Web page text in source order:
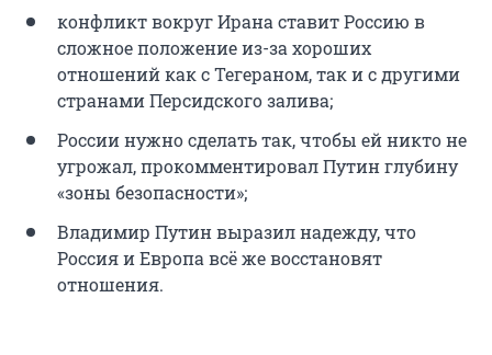
конфликт вокруг Ирана ставит Россию в
сложное положение из-за хороших
отношений как с Тегераном, так и с другими
странами Персидского залива;
России нужно сделать так, чтобы ей никто не
угрожал, прокомментировал Путин глубину
«зоны безопасности»;
Владимир Путин выразил надежду, что
Россия и Европа всё же восстановят
отношения.